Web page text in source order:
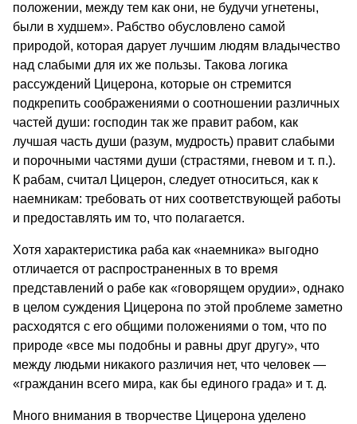
положении, между тем как они, не будучи угнетены,
были в худшем». Рабство обусловлено самой
природой, которая дарует лучшим людям владычество
над слабыми для их же пользы. Такова логика
рассуждений Цицерона, которые он стремится
подкрепить соображениями о соотношении различных
частей души: господин так же правит рабом, как
лучшая часть души (разум, мудрость) правит слабыми
и порочными частями души (страстями, гневом и т. п.).
К рабам, считал Цицерон, следует относиться, как к
наемникам: требовать от них соответствующей работы
и предоставлять им то, что полагается.
Хотя характеристика раба как «наемника» выгодно
отличается от распространенных в то время
представлений о рабе как «говорящем орудии», однако
в целом суждения Цицерона по этой проблеме заметно
расходятся с его общими положениями о том, что по
природе «все мы подобны и равны друг другу», что
между людьми никакого различия нет, что человек —
«гражданин всего мира, как бы единого града» и т. д.
Много внимания в творчестве Цицерона уделено